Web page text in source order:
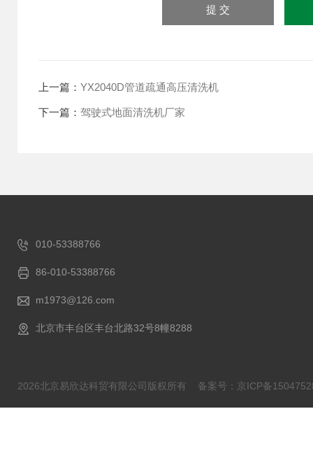
上一篇： YX2040D管道疏通高压清洗机
下一篇： 驾驶式地面清洗机厂家
010-53388766
86-010-53388766
m1973@126.com
北京市丰台区丰台北路32号8幢8288
2026北京易欣达科贸有限公司版权所有 备案号：京ICP备